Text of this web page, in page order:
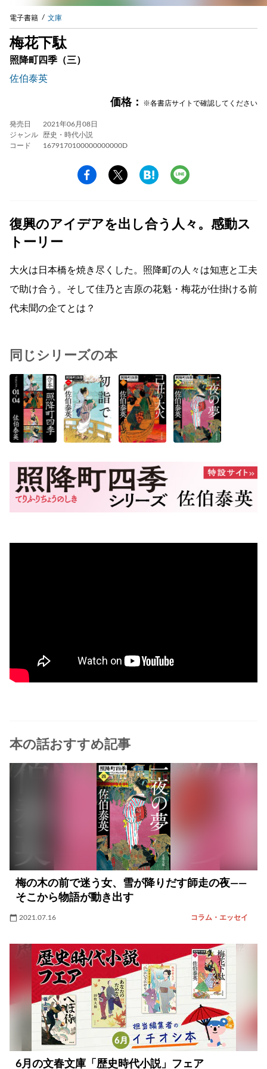
電子書籍 文庫
梅花下駄
照降町四季（三）
佐伯泰英
価格： ※各書店サイトで確認してください
発売日
2021年06月08日
ジャンル
歴史・時代小説
コード
1679170100000000000D
復興のアイデアを出し合う人々。感動ス
トーリー
大火は日本橋を焼き尽くした。照降町の人々は知恵と工夫
で助け合う。そして佳乃と吉原の花魁・梅花が仕掛ける前
代未聞の企てとは？
同じシリーズの本
本の話おすすめ記事
梅の木の前で迷う女、雪が降りだす師走の夜――
そこから物語が動き出す
2021.07.16 コラム・エッセイ
6月の文春文庫「歴史時代小説」フェア